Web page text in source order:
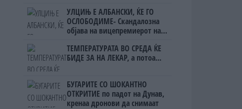
УЛЦИЊ Е АЛБАНСКИ, ЌЕ ГО
ОСЛОБОДИМЕ- Скандалозна
објава на вицепремиерот на
ТЕМПЕРАТУРАТА ВО СРЕДА ЌЕ
БИДЕ ЗА НА ЛЕКАР, а потоа...
БУГАРИТЕ СО ШОКАНТНО
ОТКРИТИЕ по падот на Дунав,
кренаа дронови да снимаат